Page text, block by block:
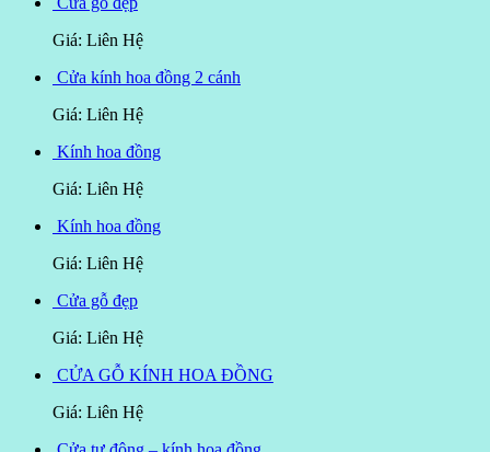
Giá: Liên Hệ
Cửa kính hoa đồng 2 cánh
Giá: Liên Hệ
Kính hoa đồng
Giá: Liên Hệ
Kính hoa đồng
Giá: Liên Hệ
Cửa gỗ đẹp
Giá: Liên Hệ
CỬA GỖ KÍNH HOA ĐỒNG
Giá: Liên Hệ